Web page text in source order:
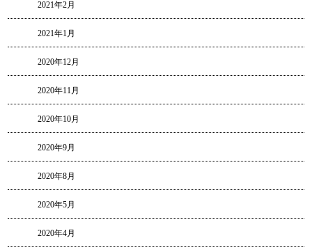
2021年2月
2021年1月
2020年12月
2020年11月
2020年10月
2020年9月
2020年8月
2020年5月
2020年4月